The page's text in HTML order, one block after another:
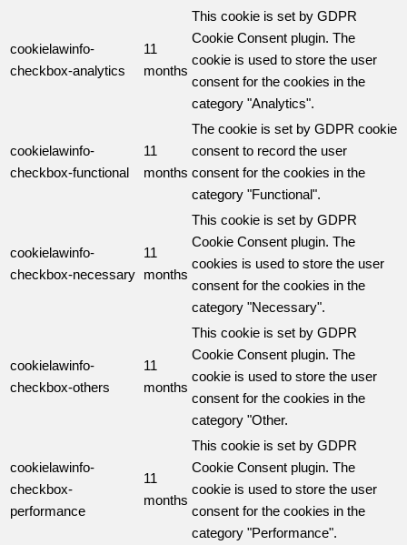
cookielawinfo-
checkbox-analytics
11
months
This cookie is set by GDPR
Cookie Consent plugin. The
cookie is used to store the user
consent for the cookies in the
category "Analytics".
cookielawinfo-
checkbox-functional
11
months
The cookie is set by GDPR cookie
consent to record the user
consent for the cookies in the
category "Functional".
cookielawinfo-
checkbox-necessary
11
months
This cookie is set by GDPR
Cookie Consent plugin. The
cookies is used to store the user
consent for the cookies in the
category "Necessary".
cookielawinfo-
checkbox-others
11
months
This cookie is set by GDPR
Cookie Consent plugin. The
cookie is used to store the user
consent for the cookies in the
category "Other.
cookielawinfo-
checkbox-
performance
11
months
This cookie is set by GDPR
Cookie Consent plugin. The
cookie is used to store the user
consent for the cookies in the
category "Performance".